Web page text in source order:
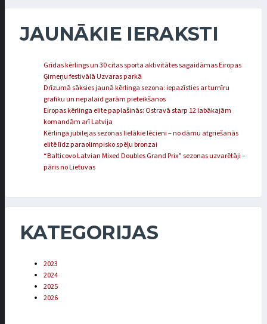
JAUNĀKIE IERAKSTI
Grīdas kērlings un 30 citas sporta aktivitātes sagaidāmas Eiropas
Ģimeņu festivālā Uzvaras parkā
Drīzumā sāksies jaunā kērlinga sezona: iepazīsties ar turnīru
grafiku un nepalaid garām pieteikšanos
Eiropas kērlinga elite paplašinās: Ostravā starp 12 labākajām
komandām arī Latvija
Kērlinga jubilejas sezonas lielākie lēcieni – no dāmu atgriešanās
elitē līdz paraolimpisko spēļu bronzai
“Balticovo Latvian Mixed Doubles Grand Prix” sezonas uzvarētāji –
pāris no Lietuvas
KATEGORIJAS
2023
2024
2025
2026